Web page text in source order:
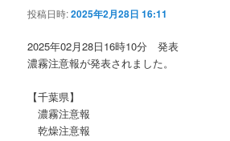
投稿日時:2025年2月28日 16:11
2025年02月28日16時10分 発表
濃霧注意報が発表されました。
【千葉県】
濃霧注意報
乾燥注意報